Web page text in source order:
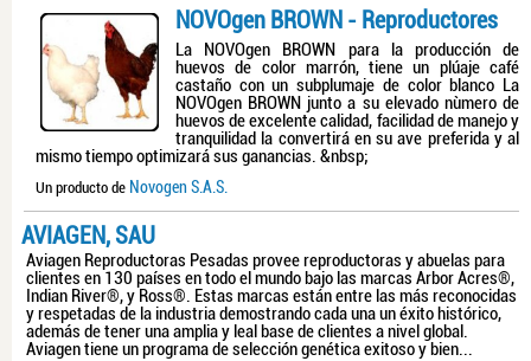
NOVOgen BROWN - Reproductores
La NOVOgen BROWN para la producción de
huevos de color marrón, tiene un plúaje café
castaño con un subplumaje de color blanco La
NOVOgen BROWN junto a su elevado nùmero de
huevos de excelente calidad, facilidad de manejo y
tranquilidad la convertirá en su ave preferida y al
mismo tiempo optimizará sus ganancias. &nbsp;
Un producto de Novogen S.A.S.
AVIAGEN, SAU
Aviagen Reproductoras Pesadas provee reproductoras y abuelas para
clientes en 130 países en todo el mundo bajo las marcas Arbor Acres®,
Indian River®, y Ross®. Estas marcas están entre las más reconocidas
y respetadas de la industria demostrando cada una un éxito histórico,
además de tener una amplia y leal base de clientes a nivel global.
Aviagen tiene un programa de selección genética exitoso y bien...